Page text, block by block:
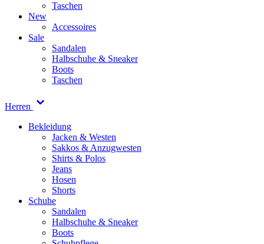
Taschen
New
Accessoires
Sale
Sandalen
Halbschuhe & Sneaker
Boots
Taschen
Herren
Bekleidung
Jacken & Westen
Sakkos & Anzugwesten
Shirts & Polos
Jeans
Hosen
Shorts
Schuhe
Sandalen
Halbschuhe & Sneaker
Boots